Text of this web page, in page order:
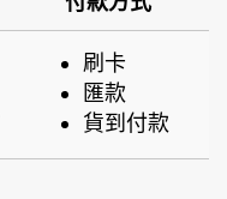
刷卡
匯款
貨到付款